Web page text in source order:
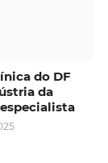
do DF
da